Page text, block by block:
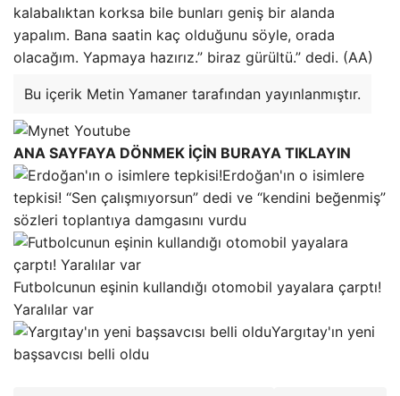
kalabalıktan korksa bile bunları geniş bir alanda
yapalım. Bana saatin kaç olduğunu söyle, orada
olacağım. Yapmaya hazırız.” biraz gürültü.” dedi. (AA)
Bu içerik Metin Yamaner tarafından yayınlanmıştır.
ANA SAYFAYA DÖNMEK İÇİN BURAYA TIKLAYIN
Erdoğan'ın o isimlere
tepkisi! “Sen çalışmıyorsun” dedi ve “kendini beğenmiş”
sözleri toplantıya damgasını vurdu
Futbolcunun eşinin kullandığı otomobil yayalara çarptı!
Yaralılar var
Yargıtay'ın yeni
başsavcısı belli oldu